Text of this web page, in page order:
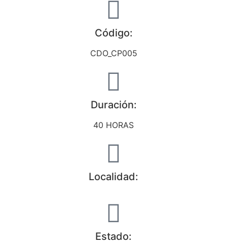
Código:
CDO_CP005
Duración:
40 HORAS
Localidad:
Estado: